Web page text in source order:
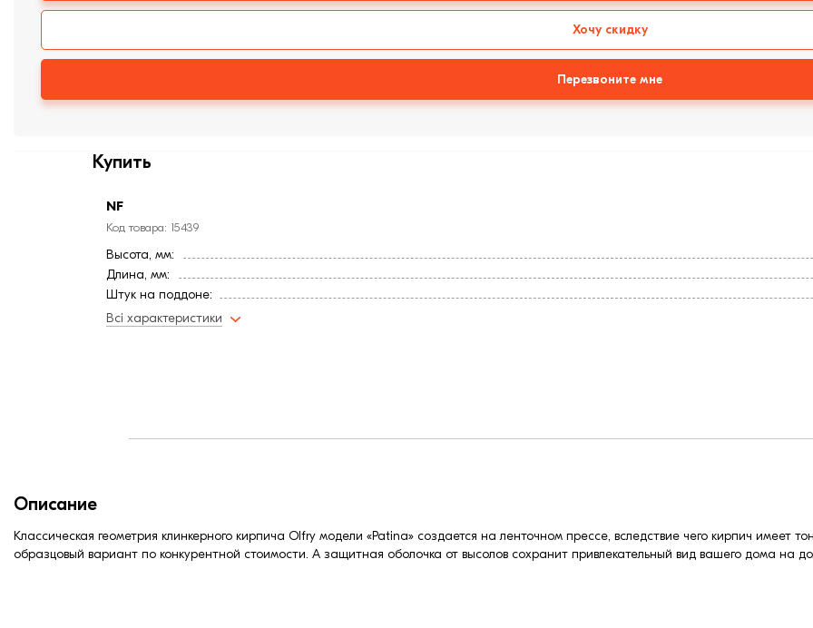
Хочу скидку
Перезвоните мне
Купить
NF
Код товара: 15439
Высота, мм:
Длина, мм:
Штук на поддоне:
Вес, кг:
Марка прочности (м):
Всі характеристики
Описание
Классическая геометрия клинкерного кирпича Olfry модели «Patina» создается на ленточном прессе, вследствие чего кирпич имеет
образцовый вариант по конкурентной стоимости. А защитная оболочка от высолов сохранит привлекательный вид вашего дома на